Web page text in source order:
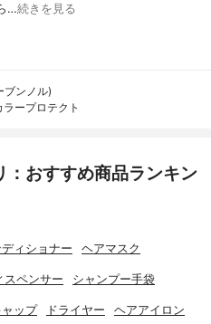
…続きを見る
ブンノル)
ープロテクト
おすすめ商品ランキン
ディショナー ヘアマスク
スペンサー シャンプー手袋
ップ ドライヤー ヘアアイロン